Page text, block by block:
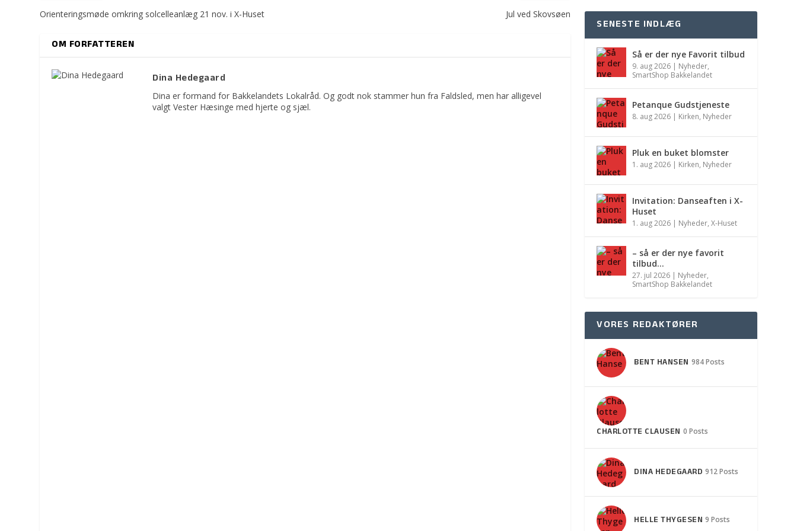
Orienteringsmøde omkring solcelleanlæg 21 nov. i X-Huset Jul ved Skovsøen
OM FORFATTEREN
Dina Hedegaard
Dina er formand for Bakkelandets Lokalråd. Og godt nok stammer hun fra Faldsled, men har alligevel
valgt Vester Hæsinge med hjerte og sjæl.
SENESTE INDLÆG
Så er der nye Favorit tilbud
9. aug 2026 | Nyheder,
SmartShop Bakkelandet
Petanque Gudstjeneste
8. aug 2026 | Kirken, Nyheder
Pluk en buket blomster
1. aug 2026 | Kirken, Nyheder
Invitation: Danseaften i X-
Huset
1. aug 2026 | Nyheder,X-Huset
– så er der nye favorit
tilbud…
27. jul 2026 | Nyheder,
SmartShop Bakkelandet
VORES REDAKTØRER
BENT HANSEN 984 Posts
CHARLOTTE CLAUSEN 0 Posts
DINA HEDEGAARD 912 Posts
HELLE THYGESEN 9 Posts